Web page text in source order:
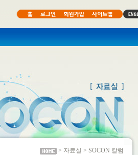
> 자료실 > SOCON 칼럼